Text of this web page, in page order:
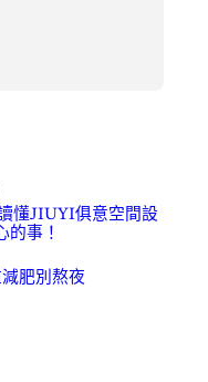
懂JIUYI俱意空間設
的事！
肥別熬夜